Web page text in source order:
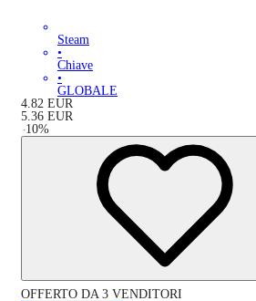
Steam
•
Chiave
•
GLOBALE
4.82 EUR
5.36 EUR
-10%
OFFERTO DA 3 VENDITORI